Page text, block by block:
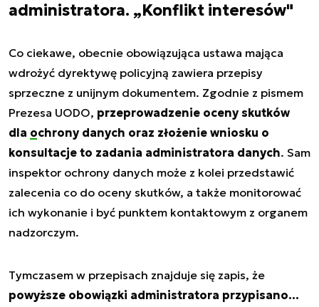
administratora. „Konflikt interesów"
Co ciekawe, obecnie obowiązująca ustawa mająca
wdrożyć dyrektywę policyjną zawiera przepisy
sprzeczne z unijnym dokumentem. Zgodnie z pismem
Prezesa UODO, przeprowadzenie oceny skutków
dla ochrony danych oraz złożenie wniosku o
konsultacje to zadania administratora danych. Sam
inspektor ochrony danych może z kolei przedstawić
zalecenia co do oceny skutków, a także monitorować
ich wykonanie i być punktem kontaktowym z organem
nadzorczym.
Tymczasem w przepisach znajduje się zapis, że
powyższe obowiązki administratora przypisano…